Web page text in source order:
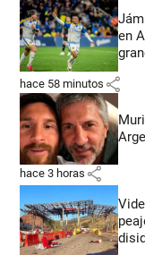
en
hace 58 minutos share
hace 3 horas share